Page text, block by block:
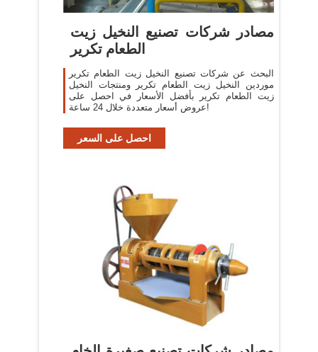
مصادر شركات تصنيع النخيل زيت
الطعام تكرير
البحث عن شركات تصنيع النخيل زيت الطعام تكرير
موردين النخيل زيت الطعام تكرير ومنتجات النخيل
زيت الطعام تكرير بأفضل الأسعار في احصل على
عروض أسعار متعددة خلال 24 ساعة!
احصل على السعر